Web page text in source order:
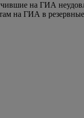
на ГИА
на ГИА в